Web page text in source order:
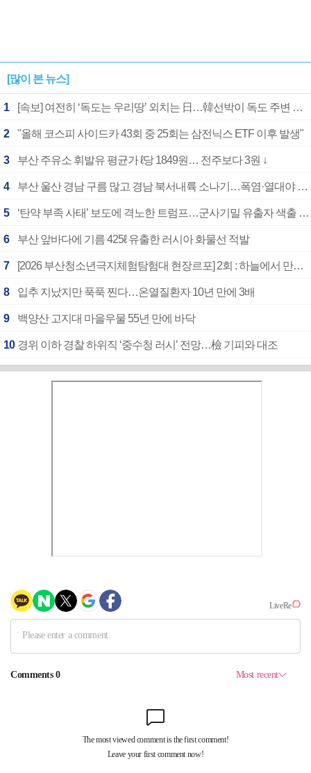
[많이 본 뉴스]
1 [속보] 여전히 ‘독도는 우리땅’ 외치는 日…韓선박이 독도 주변 해양조사 활동하자 반발
2 "올해 코스피 사이드카 43회 중 25회는 삼전닉스 ETF 이후 발생"
3 부산 주유소 휘발유 평균가 ℓ당 1849원… 전주보다 3원 ↓
4 부산 울산 경남 구름 많고 경남 북서내륙 소나기…폭염·열대야 계속
5 ‘탄약 부족 사태’ 보도에 격노한 트럼프…군사기밀 유출자 색출 지시
6 부산 앞바다에 기름 425ℓ 유출한 러시아 화물선 적발
7 [2026 부산청소년극지체험탐험대 현장르포] 2회 : 하늘에서 만난 얼음의 나라
8 입추 지났지만 푹푹 찐다…온열질환자 10년 만에 3배
9 백양산 고지대 마을우물 55년 만에 바닥
10 경위 이하 경찰 하위직 ‘중수청 러시’ 전망…檢 기피와 대조